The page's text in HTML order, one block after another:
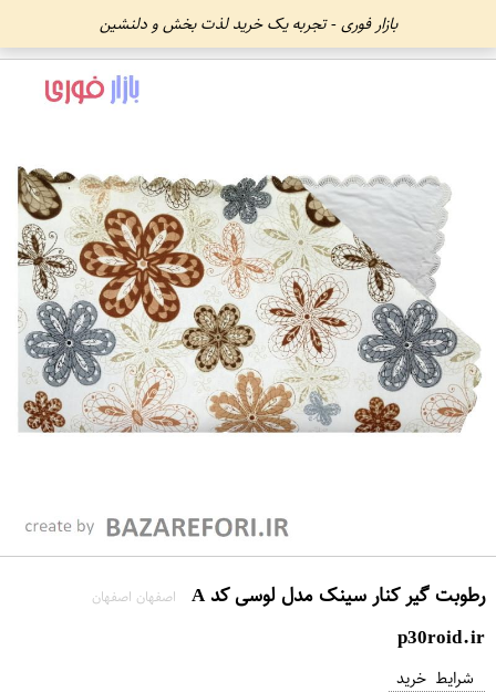
بازار فوری - تجربه یک خرید لذت بخش و دلنشین
رطوبت گیر کنار سینک مدل لوسی کد A اصفهان اصفهان
p30roid.ir
شرایط خرید